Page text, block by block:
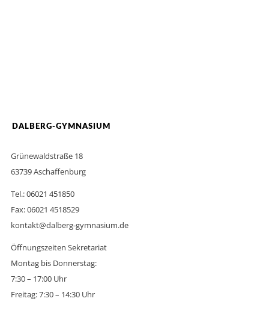
DALBERG-GYMNASIUM
Grünewaldstraße 18
63739 Aschaffenburg
Tel.: 06021 451850
Fax: 06021 4518529
kontakt@dalberg-gymnasium.de
Öffnungszeiten Sekretariat
Montag bis Donnerstag:
7:30 – 17:00 Uhr
Freitag: 7:30 – 14:30 Uhr